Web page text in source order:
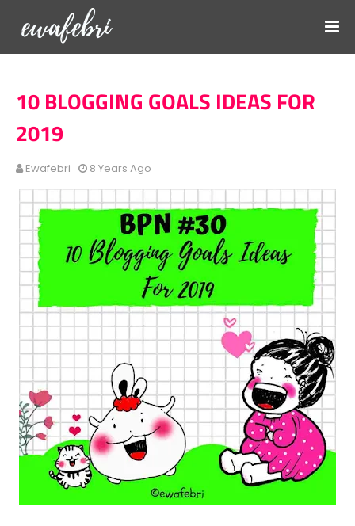
10 BLOGGING GOALS IDEAS FOR
2019
Ewafebri 8 Years Ago